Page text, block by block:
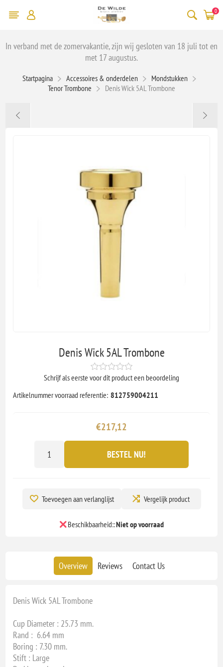
0
In verband met de zomervakantie, zijn wij gesloten van 18 juli tot en
met 17 augustus.
Startpagina Accessoires & onderdelen
Mondstukken
Tenor Trombone
Denis Wick 5AL Trombone
Denis Wick 5AL Trombone
Schrijf als eerste voor dit product een beoordeling
Artikelnummer voorraad referentie: 812759004211
€217,12
BESTEL NU!
Toevoegen aan verlanglijst Vergelijk product
Beschikbaarheid::Niet op voorraad
Overview Reviews Contact Us
Denis Wick 5AL Trombone
Cup Diameter : 25.73 mm.
Rand : 6.64 mm
Boring : 7.30 mm.
Stift : Large